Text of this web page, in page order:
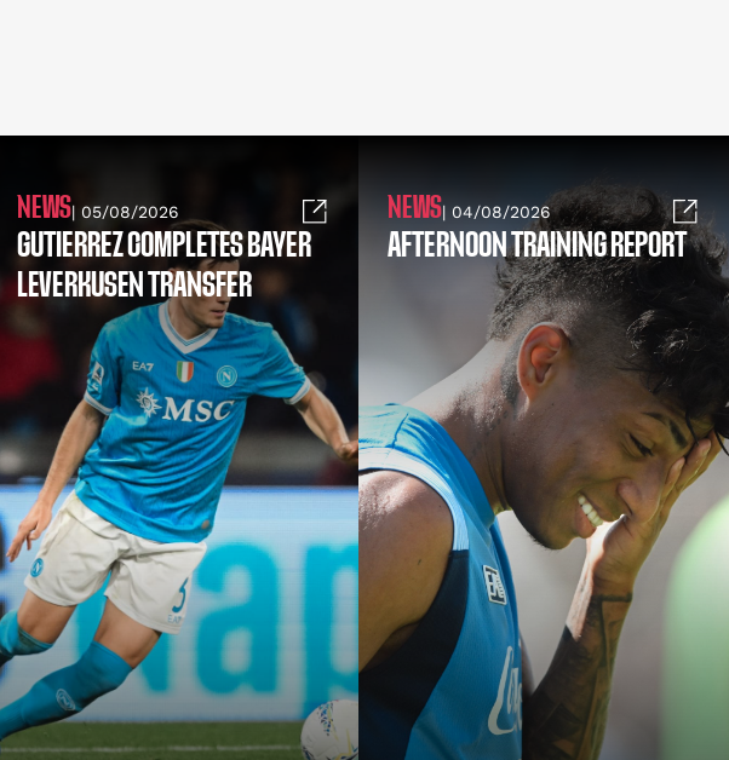
NEWS| 05/08/2026
GUTIERREZ COMPLETES BAYER
LEVERKUSEN TRANSFER
NEWS| 04/08/2026
AFTERNOON TRAINING REPORT